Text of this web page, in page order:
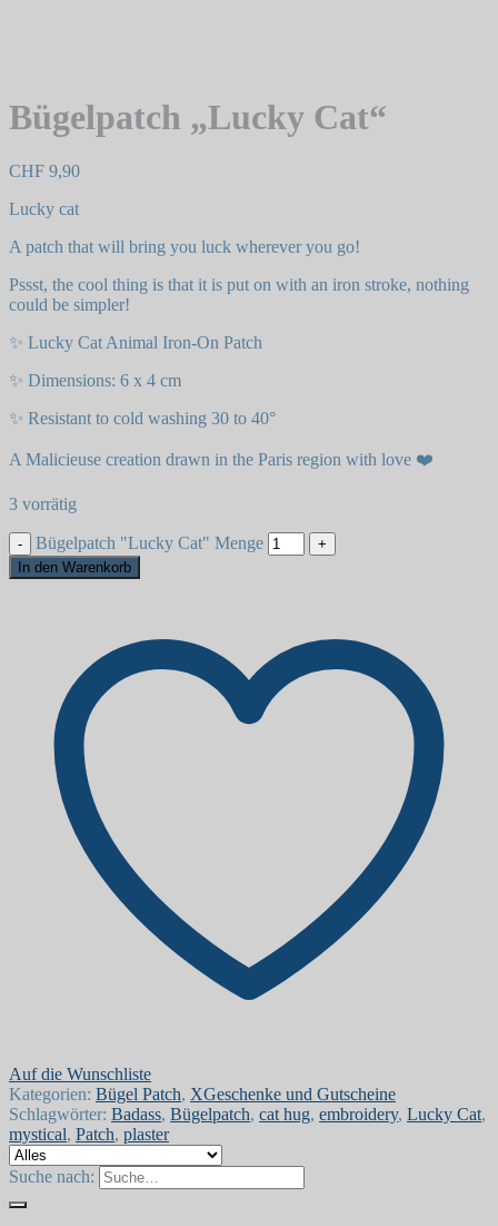
Bügelpatch „Lucky Cat“
CHF 9,90
Lucky cat
A patch that will bring you luck wherever you go!
Pssst, the cool thing is that it is put on with an iron stroke, nothing
could be simpler!
✨ Lucky Cat Animal Iron-On Patch
✨ Dimensions: 6 x 4 cm
✨ Resistant to cold washing 30 to 40°
A Malicieuse creation drawn in the Paris region with love ❤️
3 vorrätig
Bügelpatch "Lucky Cat" Menge
In den Warenkorb
Auf die Wunschliste
Kategorien: Bügel Patch, XGeschenke und Gutscheine
Schlagwörter: Badass, Bügelpatch, cat hug, embroidery, Lucky Cat,
mystical, Patch, plaster
Suche nach: